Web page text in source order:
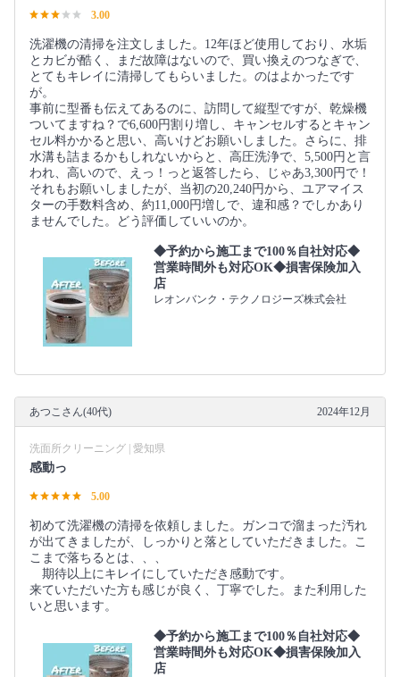
3.00
洗濯機の清掃を注文しました。12年ほど使用しており、水垢
とカビが酷く、まだ故障はないので、買い換えのつなぎで、
とてもキレイに清掃してもらいました。のはよかったです
が。
事前に型番も伝えてあるのに、訪問して縦型ですが、乾燥機
ついてますね？で6,600円割り増し、キャンセルするとキャン
セル料かかると思い、高いけどお願いしました。さらに、排
水溝も詰まるかもしれないからと、高圧洗浄で、5,500円と言
われ、高いので、えっ！っと返答したら、じゃあ3,300円で！
それもお願いしましたが、当初の20,240円から、ユアマイス
ターの手数料含め、約11,000円増しで、違和感？でしかあり
ませんでした。どう評価していいのか。
◆予約から施工まで100％自社対応◆
営業時間外も対応OK◆損害保険加入
店
レオンバンク・テクノロジーズ株式会社
あつこさん(40代) 2024年12月
洗面所クリーニング | 愛知県
感動っ
5.00
初めて洗濯機の清掃を依頼しました。ガンコで溜まった汚れ
が出てきましたが、しっかりと落としていただきました。こ
こまで落ちるとは、、、
期待以上にキレイにしていただき感動です。
来ていただいた方も感じが良く、丁寧でした。また利用した
いと思います。
◆予約から施工まで100％自社対応◆
営業時間外も対応OK◆損害保険加入
店